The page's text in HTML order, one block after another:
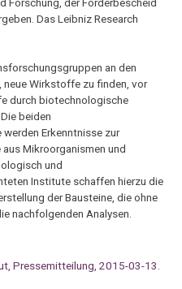
Das Leibniz Research
an den
neue Wirkstoffe zu finden, vor
durch biotechnologische
beiden
Erkenntnisse zur
Mikroorganismen und
und
Institute schaffen hierzu die
der Bausteine, die ohne
nachfolgenden Analysen.
Pressemitteilung, 2015-03-13.